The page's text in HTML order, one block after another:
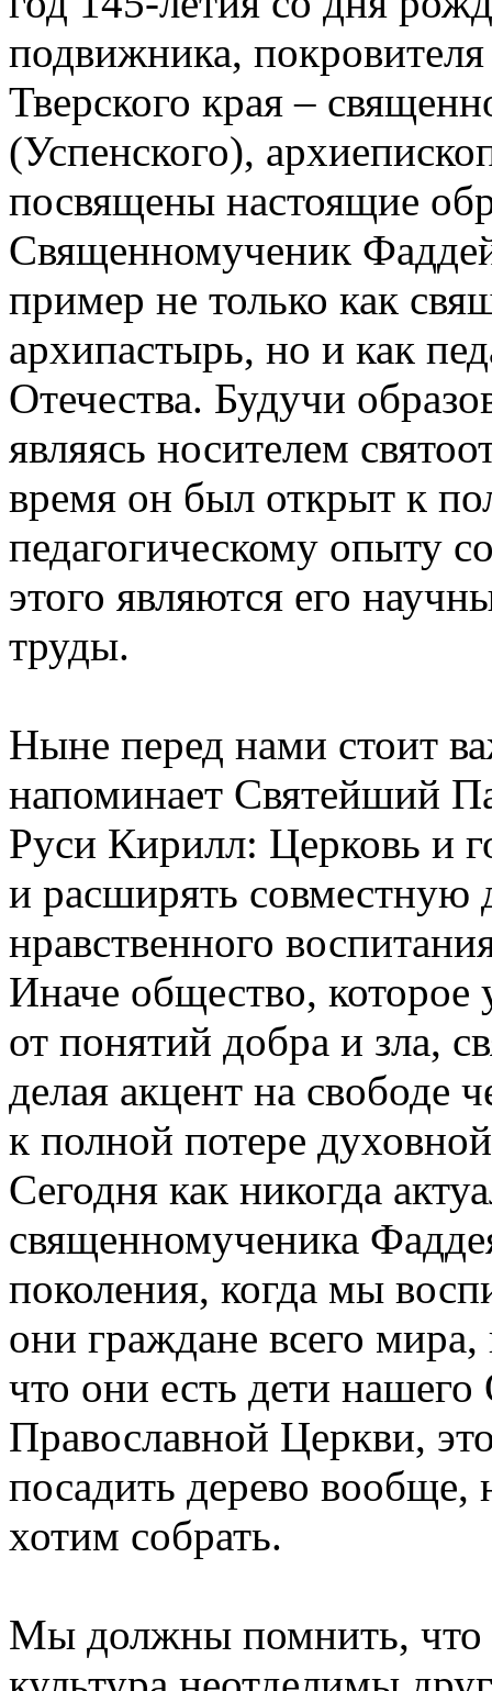
подвижника,
Тверского края –
(Успенского),
посвящены настоящие
Священномученик
пример не только как
архипастырь, но и как
Отечества. Будучи
являясь носителем
время он был открыт к
педагогическому опыту
этого являются его
труды.
Ныне перед нами стоит
напоминает Святейший
Руси Кирилл: Церковь и
и расширять совместную
нравственного
Иначе общество, которое
от понятий добра и зла,
делая акцент на свободе
к полной потере
Сегодня как никогда
священномученика
поколения, когда мы
они граждане всего
что они есть дети нашего
Православной Церкви,
посадить дерево
хотим собрать.
Мы должны помнить, что